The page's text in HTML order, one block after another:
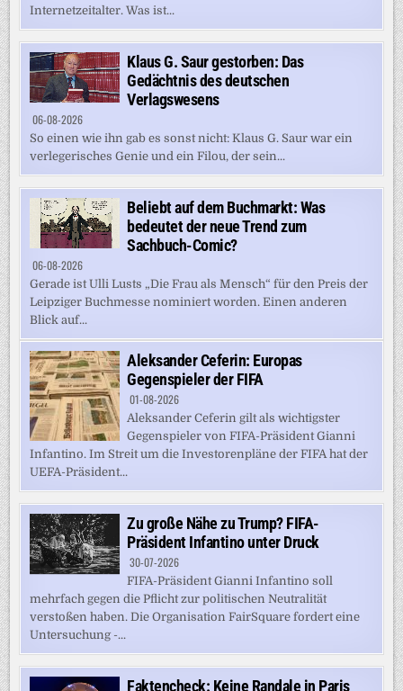
Internetzeitalter. Was ist...
Klaus G. Saur gestorben: Das
Gedächtnis des deutschen
Verlagswesens
06-08-2026
So einen wie ihn gab es sonst nicht: Klaus G. Saur war ein
verlegerisches Genie und ein Filou, der sein...
Beliebt auf dem Buchmarkt: Was
bedeutet der neue Trend zum
Sachbuch-Comic?
06-08-2026
Gerade ist Ulli Lusts „Die Frau als Mensch“ für den Preis der
Leipziger Buchmesse nominiert worden. Einen anderen
Blick auf...
Aleksander Ceferin: Europas
Gegenspieler der FIFA
01-08-2026
Aleksander Ceferin gilt als wichtigster
Gegenspieler von FIFA-Präsident Gianni
Infantino. Im Streit um die Investorenpläne der FIFA hat der
UEFA-Präsident...
Zu große Nähe zu Trump? FIFA-
Präsident Infantino unter Druck
30-07-2026
FIFA-Präsident Gianni Infantino soll
mehrfach gegen die Pflicht zur politischen Neutralität
verstoßen haben. Die Organisation FairSquare fordert eine
Untersuchung -...
Faktencheck: Keine Randale in Paris